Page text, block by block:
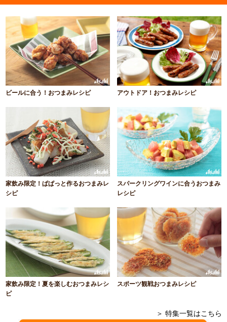
ビールに合う！おつまみレシピ アウトドア！おつまみレシピ
家飲み限定！ぱぱっと作るおつまみレ
シピ
スパークリングワインに合うおつまみ
レシピ
家飲み限定！夏を楽しむおつまみレシ
ピ
スポーツ観戦おつまみレシピ
＞ 特集一覧はこちら